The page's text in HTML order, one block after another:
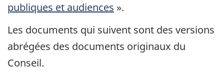
publiques et audiences ».
Les documents qui suivent sont des versions
abrégées des documents originaux du
Conseil.